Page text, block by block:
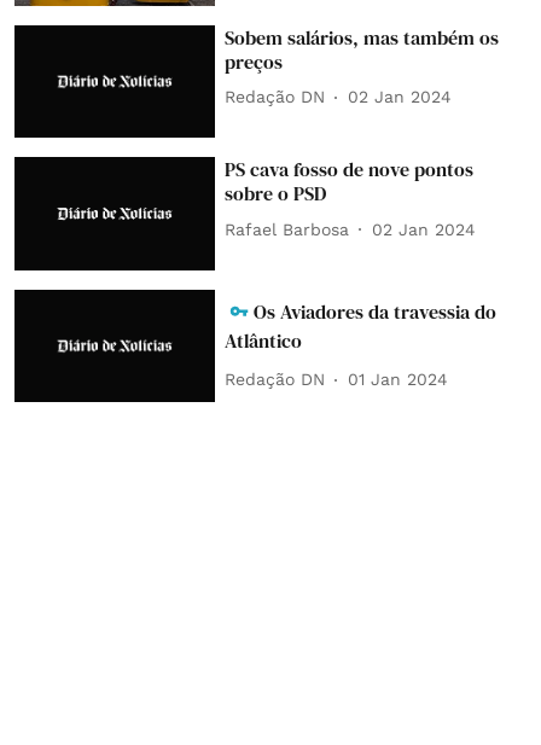
Sobem salários, mas também os
preços
Redação DN 02 Jan 2024
PS cava fosso de nove pontos
sobre o PSD
Rafael Barbosa 02 Jan 2024
Os Aviadores da travessia do
Atlântico
Redação DN 01 Jan 2024